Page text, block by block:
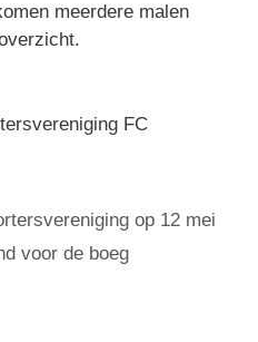
meerdere malen
FC
op 12 mei
voor de boeg